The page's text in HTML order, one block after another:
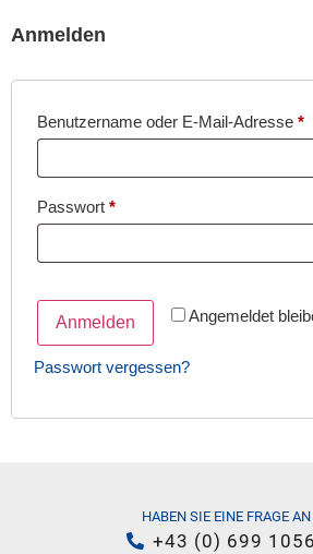
Anmelden
Benutzername oder E-Mail-Adresse *
Passwort *
Angemeldet
Anmelden
Passwort vergessen?
HABEN SIE EINE FRAGE
+43 (0) 699